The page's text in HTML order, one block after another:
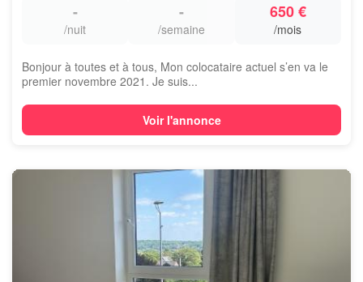
-
/nuit
-
/semaine
650 €
/mois
Bonjour à toutes et à tous, Mon colocataire actuel s’en va le
premier novembre 2021. Je suis...
Voir l'annonce